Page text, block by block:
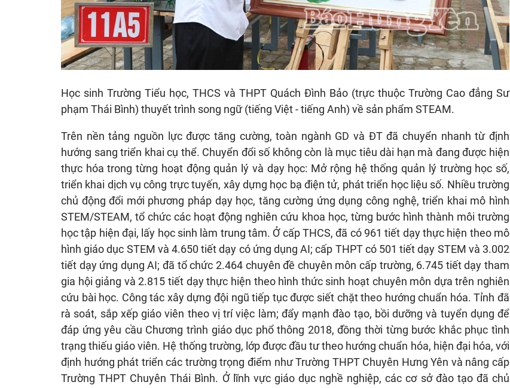
Học sinh Trường Tiểu học, THCS và THPT Quách Đình Bảo (trực thuộc Trường Cao đẳng Sư
phạm Thái Bình) thuyết trình song ngữ (tiếng Việt - tiếng Anh) về sản phẩm STEAM.
Trên nền tảng nguồn lực được tăng cường, toàn ngành GD và ĐT đã chuyển nhanh từ định
hướng sang triển khai cụ thể. Chuyển đổi số không còn là mục tiêu dài hạn mà đang được hiện
thực hóa trong từng hoạt động quản lý và dạy học: Mở rộng hệ thống quản lý trường học số,
triển khai dịch vụ công trực tuyến, xây dựng học bạ điện tử, phát triển học liệu số. Nhiều trường
chủ động đổi mới phương pháp dạy học, tăng cường ứng dụng công nghệ, triển khai mô hình
STEM/STEAM, tổ chức các hoạt động nghiên cứu khoa học, từng bước hình thành môi trường
học tập hiện đại, lấy học sinh làm trung tâm. Ở cấp THCS, đã có 961 tiết dạy thực hiện theo mô
hình giáo dục STEM và 4.650 tiết dạy có ứng dụng AI; cấp THPT có 501 tiết dạy STEM và 3.002
tiết dạy ứng dụng AI; đã tổ chức 2.464 chuyên đề chuyên môn cấp trường, 6.745 tiết dạy tham
gia hội giảng và 2.815 tiết dạy thực hiện theo hình thức sinh hoạt chuyên môn dựa trên nghiên
cứu bài học. Công tác xây dựng đội ngũ tiếp tục được siết chặt theo hướng chuẩn hóa. Tỉnh đã
rà soát, sắp xếp giáo viên theo vị trí việc làm; đẩy mạnh đào tạo, bồi dưỡng và tuyển dụng để
đáp ứng yêu cầu Chương trình giáo dục phổ thông 2018, đồng thời từng bước khắc phục tình
trạng thiếu giáo viên. Hệ thống trường, lớp được đầu tư theo hướng chuẩn hóa, hiện đại hóa, với
định hướng phát triển các trường trọng điểm như Trường THPT Chuyên Hưng Yên và nâng cấp
Trường THPT Chuyên Thái Bình. Ở lĩnh vực giáo dục nghề nghiệp, các cơ sở đào tạo đã chủ